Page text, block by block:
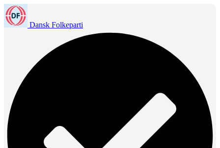
Dansk Folkeparti